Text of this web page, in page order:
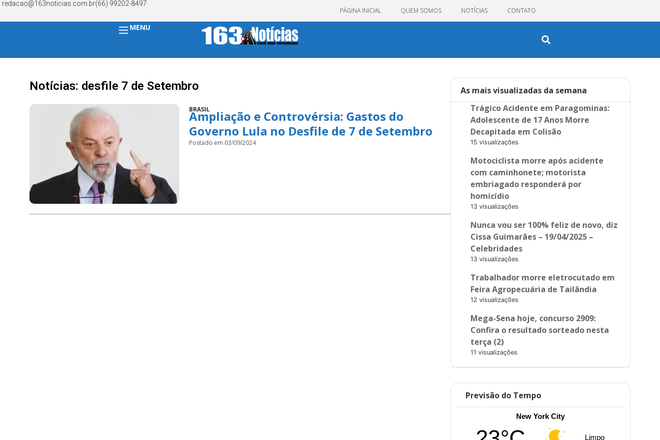
redacao@163noticias.com.br(66) 99202-8497
PÁGINA INICIAL QUEM SOMOS NOTÍCIAS CONTATO
MENU
Notícias: desfile 7 de Setembro
BRASIL
Ampliação e Controvérsia: Gastos do
Governo Lula no Desfile de 7 de Setembro
Postado em 03/09/2024
As mais visualizadas da semana
Trágico Acidente em Paragominas:
Adolescente de 17 Anos Morre
Decapitada em Colisão
15 visualizações
Motociclista morre após acidente
com caminhonete; motorista
embriagado responderá por
homicídio
13 visualizações
Nunca vou ser 100% feliz de novo, diz
Cissa Guimarães – 19/04/2025 –
Celebridades
13 visualizações
Trabalhador morre eletrocutado em
Feira Agropecuária de Tailândia
12 visualizações
Mega-Sena hoje, concurso 2909:
Confira o resultado sorteado nesta
terça (2)
11 visualizações
Previsão do Tempo
New York City
Limpo